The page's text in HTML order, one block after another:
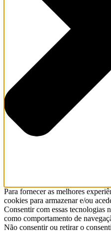
Para fornecer as melhores
cookies para armazenar e/ou
Consentir com essas tecnologias
como comportamento de
Não consentir ou retirar o